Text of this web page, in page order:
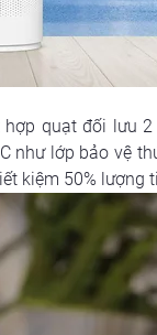
quạt đối lưu
như lớp bảo vệ
kiệm 50% lượng